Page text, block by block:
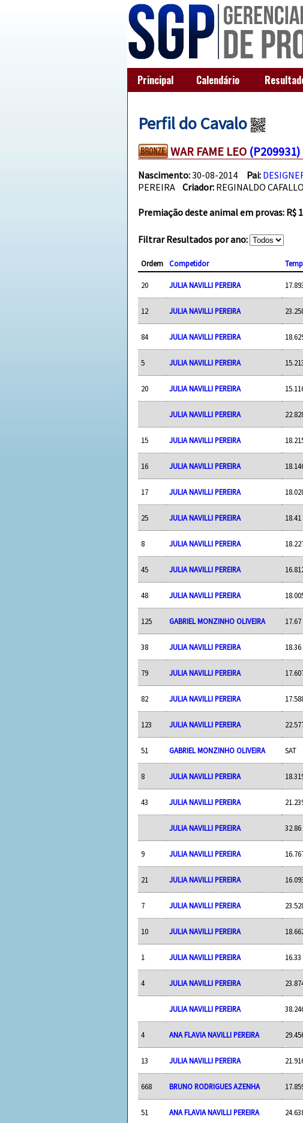
Principal Calendário
Perfil do Cavalo
WAR FAME LEO (P209931)
Nascimento:30-08-2014 Pai:
PEREIRACriador: REGINALDO
Premiação deste animal em provas: R$
Filtrar Resultados por ano:
Ordem Competidor
20 JULIA NAVILLI PEREIRA
12 JULIA NAVILLI PEREIRA
84 JULIA NAVILLI PEREIRA
5 JULIA NAVILLI PEREIRA
20 JULIA NAVILLI PEREIRA
JULIA NAVILLI PEREIRA
15 JULIA NAVILLI PEREIRA
16 JULIA NAVILLI PEREIRA
17 JULIA NAVILLI PEREIRA
25 JULIA NAVILLI PEREIRA 18.41
8 JULIA NAVILLI PEREIRA
45 JULIA NAVILLI PEREIRA
48 JULIA NAVILLI PEREIRA
125 GABRIEL MONZINHO OLIVEIRA 17.67
38 JULIA NAVILLI PEREIRA 18.36
79 JULIA NAVILLI PEREIRA
82 JULIA NAVILLI PEREIRA
123 JULIA NAVILLI PEREIRA
51 GABRIEL MONZINHO OLIVEIRA SAT
8 JULIA NAVILLI PEREIRA
43 JULIA NAVILLI PEREIRA
JULIA NAVILLI PEREIRA 32.86
9 JULIA NAVILLI PEREIRA
21 JULIA NAVILLI PEREIRA
7 JULIA NAVILLI PEREIRA
10 JULIA NAVILLI PEREIRA
1 JULIA NAVILLI PEREIRA 16.33
4 JULIA NAVILLI PEREIRA
JULIA NAVILLI PEREIRA
4 ANA FLAVIA NAVILLI PEREIRA
13 JULIA NAVILLI PEREIRA
668 BRUNO RODRIGUES AZENHA
51 ANA FLAVIA NAVILLI PEREIRA